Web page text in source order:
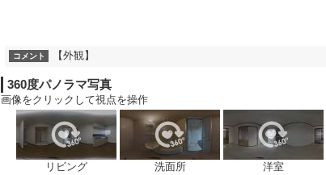
コメント 【外観】
360度パノラマ写真
画像をクリックして視点を操作
リビング 洗面所 洋室